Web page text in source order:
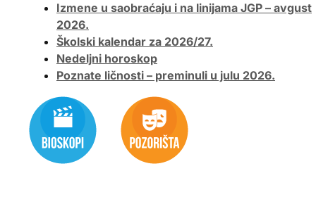
Izmene u saobraćaju i na linijama JGP – avgust
2026.
Školski kalendar za 2026/27.
Nedeljni horoskop
Poznate ličnosti – preminuli u julu 2026.